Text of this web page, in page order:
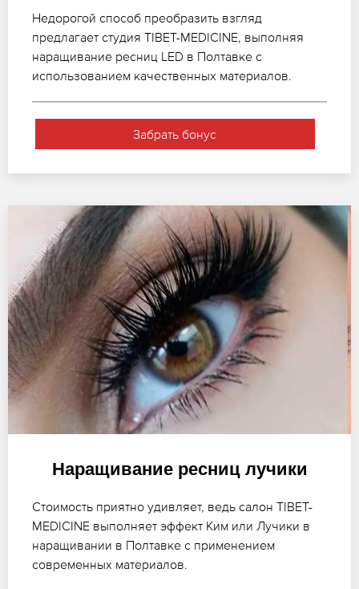
Недорогой способ преобразить взгляд
предлагает студия TIBET-MEDICINE, выполняя
наращивание ресниц LED в Полтавке с
использованием качественных материалов.
Забрать бонус
Наращивание ресниц лучики
Стоимость приятно удивляет, ведь салон TIBET-
MEDICINE выполняет эффект Ким или Лучики в
наращивании в Полтавке с применением
современных материалов.